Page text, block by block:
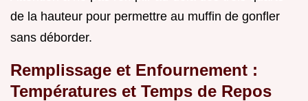
de la hauteur pour permettre au muffin de gonfler
sans déborder.
Remplissage et Enfournement :
Températures et Temps de Repos